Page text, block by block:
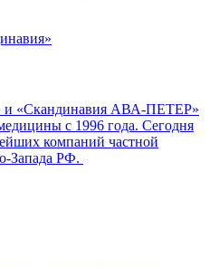
и «Скандинавия АВА-ПЕТЕР»
с 1996 года. Сегодня
компаний частной
Запада РФ.